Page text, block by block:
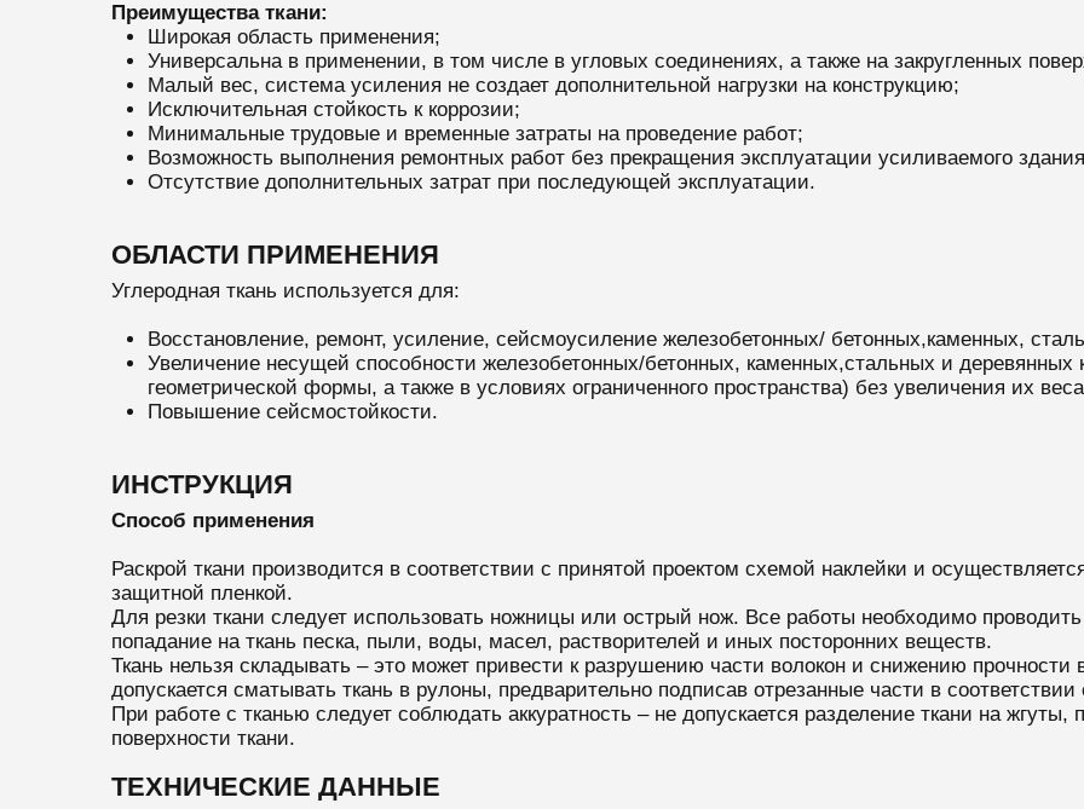
Преимущества ткани:
Широкая область применения;
Универсальна в применении, в том числе в угловых соединениях, а также на закругленных
Малый вес, система усиления не создает дополнительной нагрузки на конструкцию;
Исключительная стойкость к коррозии;
Минимальные трудовые и временные затраты на проведение работ;
Возможность выполнения ремонтных работ без прекращения эксплуатации усиливаемого
Отсутствие дополнительных затрат при последующей эксплуатации.
ОБЛАСТИ ПРИМЕНЕНИЯ
Углеродная ткань используется для:
Восстановление, ремонт, усиление, сейсмоусиление железобетонных/ бетонных,каменных,
Увеличение несущей способности железобетонных/бетонных, каменных,стальных и деревянных
геометрической формы, а также в условиях ограниченного пространства) без увеличения их
Повышение сейсмостойкости.
ИНСТРУКЦИЯ
Способ применения
Раскрой ткани производится в соответствии с принятой проектом схемой наклейки и
защитной пленкой.
Для резки ткани следует использовать ножницы или острый нож. Все работы необходимо
попадание на ткань песка, пыли, воды, масел, растворителей и иных посторонних веществ.
Ткань нельзя складывать – это может привести к разрушению части волокон и снижению прочности
допускается сматывать ткань в рулоны, предварительно подписав отрезанные части в
При работе с тканью следует соблюдать аккуратность – не допускается разделение ткани на жгуты,
поверхности ткани.
ТЕХНИЧЕСКИЕ ДАННЫЕ